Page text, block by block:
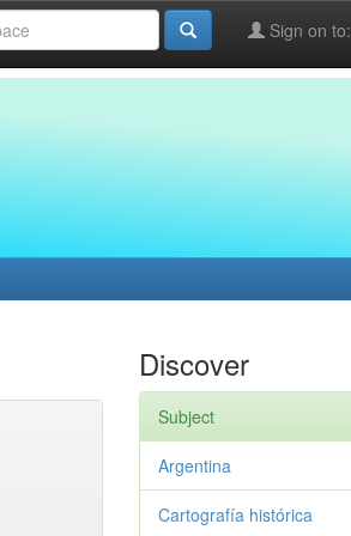
Sign on to:
Discover
Subject
Argentina
Cartografía histórica